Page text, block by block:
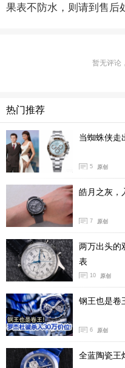
果表不防水，则请到售后
暂无评论
热门推荐
当蜘蛛侠走
5 原创
皓月之灰，
7 原创
两万出头的
表
10 原创
钢王也是卷
6 原创
全蓝陶瓷王